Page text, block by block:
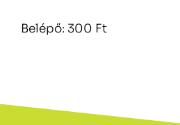
Belépő: 300 Ft